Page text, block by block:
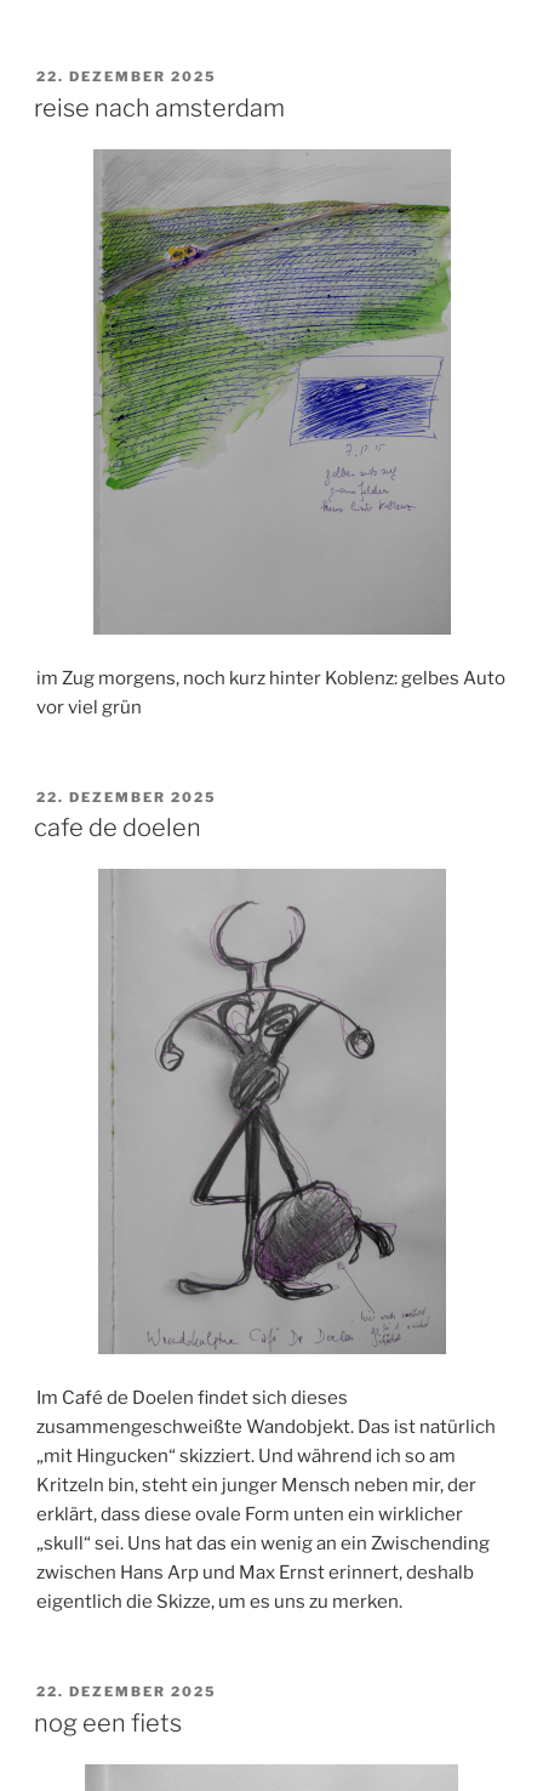
VERÖFFENTLICHT
AM
22. DEZEMBER 2025
reise nach amsterdam
im Zug morgens, noch kurz hinter Koblenz: gelbes Auto
vor viel grün
VERÖFFENTLICHT
AM
22. DEZEMBER 2025
cafe de doelen
Im Café de Doelen findet sich dieses
zusammengeschweißte Wandobjekt. Das ist natürlich
„mit Hingucken“ skizziert. Und während ich so am
Kritzeln bin, steht ein junger Mensch neben mir, der
erklärt, dass diese ovale Form unten ein wirklicher
„skull“ sei. Uns hat das ein wenig an ein Zwischending
zwischen Hans Arp und Max Ernst erinnert, deshalb
eigentlich die Skizze, um es uns zu merken.
VERÖFFENTLICHT
22. DEZEMBER 2025
nog een fiets